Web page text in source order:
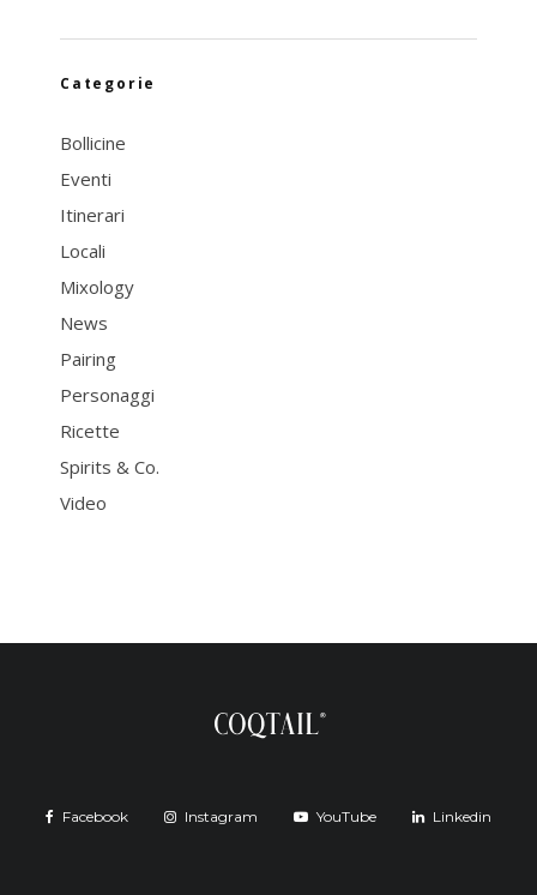
Categorie
Bollicine
Eventi
Itinerari
Locali
Mixology
News
Pairing
Personaggi
Ricette
Spirits & Co.
Video
Facebook Instagram YouTube Linkedin